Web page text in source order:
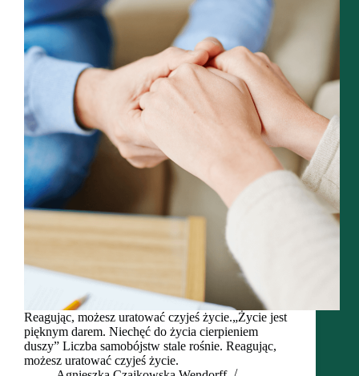
Reagując, możesz uratować czyjeś życie.„Życie jest
pięknym darem. Niechęć do życia cierpieniem
duszy” Liczba samobójstw stale rośnie. Reagując,
możesz uratować czyjeś życie.